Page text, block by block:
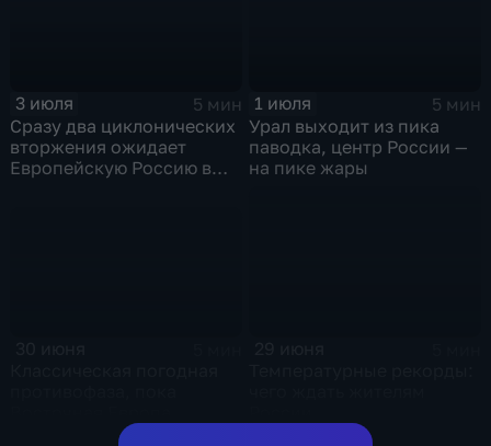
3 июля
5 мин
Сразу два циклонических
вторжения ожидает
Европейскую Россию в
1 июля
5 мин
Урал выходит из пика
паводка, центр России —
на пике жары
плавится от зноя, Урал